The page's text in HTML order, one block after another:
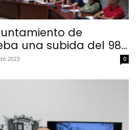
de
una subida del 98...
2023 0